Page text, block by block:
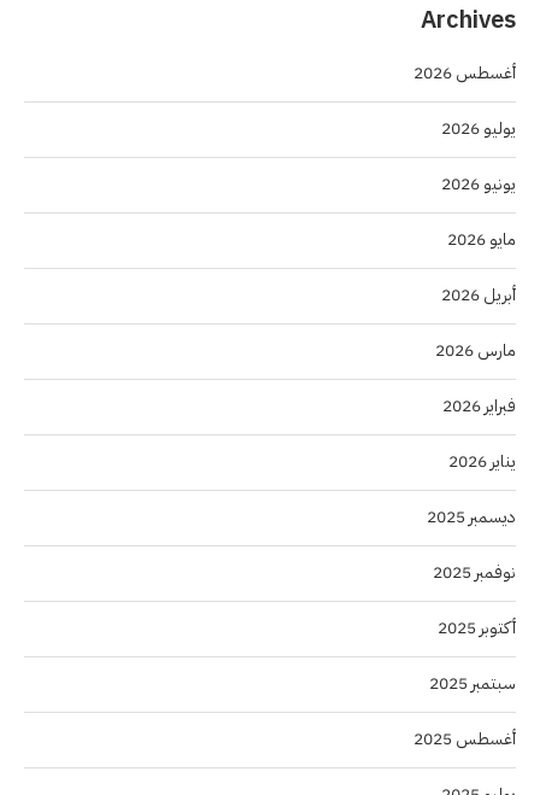
Archives
أغسطس 2026
يوليو 2026
يونيو 2026
مايو 2026
أبريل 2026
مارس 2026
فبراير 2026
يناير 2026
ديسمبر 2025
نوفمبر 2025
أكتوبر 2025
سبتمبر 2025
أغسطس 2025